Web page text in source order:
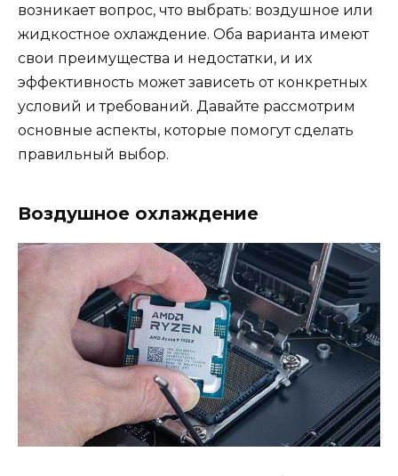
возникает вопрос, что выбрать: воздушное или
жидкостное охлаждение. Оба варианта имеют
свои преимущества и недостатки, и их
эффективность может зависеть от конкретных
условий и требований. Давайте рассмотрим
основные аспекты, которые помогут сделать
правильный выбор.
Воздушное охлаждение